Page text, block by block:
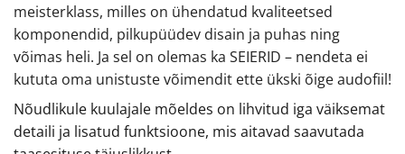
meisterklass, milles on ühendatud kvaliteetsed
komponendid, pilkupüüdev disain ja puhas ning
võimas heli. Ja sel on olemas ka SEIERID – nendeta ei
kututa oma unistuste võimendit ette ükski õige audofiil!
Nõudlikule kuulajale mõeldes on lihvitud iga väiksemat
detaili ja lisatud funktsioone, mis aitavad saavutada